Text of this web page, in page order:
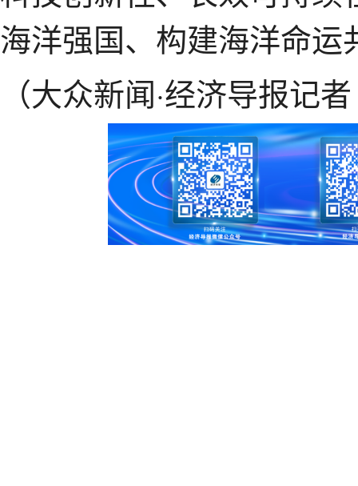
海洋强国、构建海洋命运
（大众新闻·经济导报记